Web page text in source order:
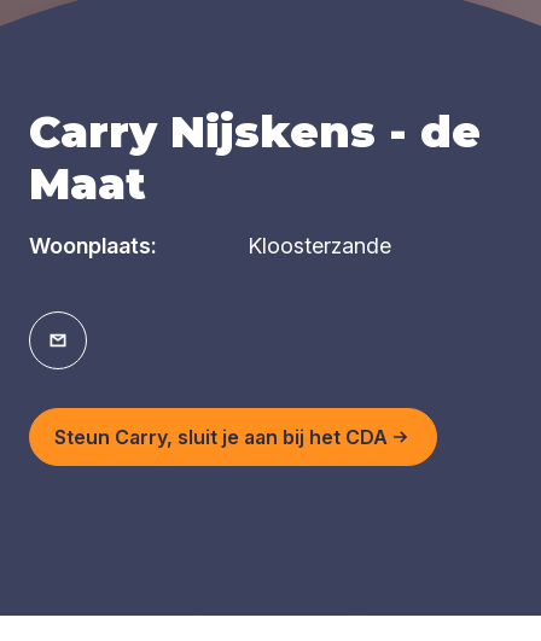
Carry Nijskens - de
Maat
Woonplaats: Kloosterzande
Steun Carry, sluit je aan bij het CDA